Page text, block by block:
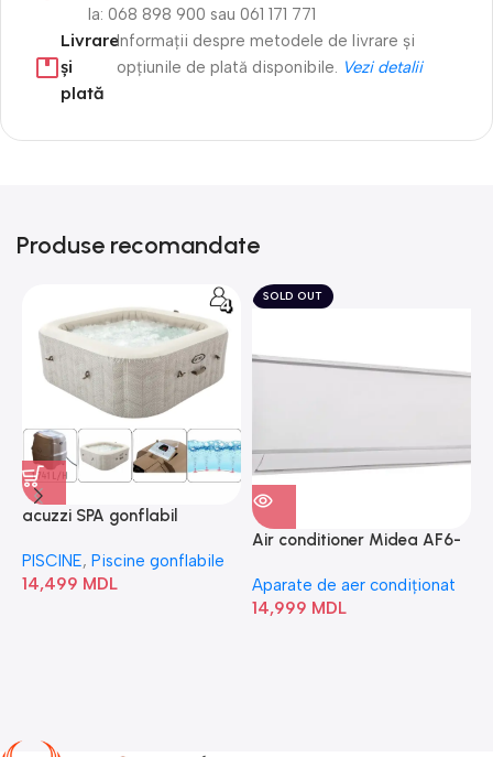
la: 068 898 900 sau 061 171 771
Livrare
și
plată
Informații despre metodele de livrare și
opțiunile de plată disponibile. Vezi detalii
Produse recomandate
acuzzi SPA gonflabil
Bubble” 28446
PISCINE, Piscine gonflabile
14,499 MDL
SOLD OUT
Air conditioner Midea AF6-
Aparate de aer condiționat
14,999 MDL